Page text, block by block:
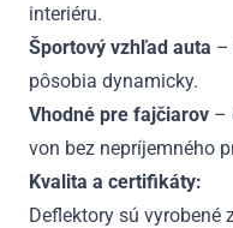
interiéru.
Športový vzhľad auta –
pôsobia dynamicky.
Vhodné pre fajčiarov –
von bez nepríjemného
Kvalita a certifikáty:
Deflektory sú vyrobené